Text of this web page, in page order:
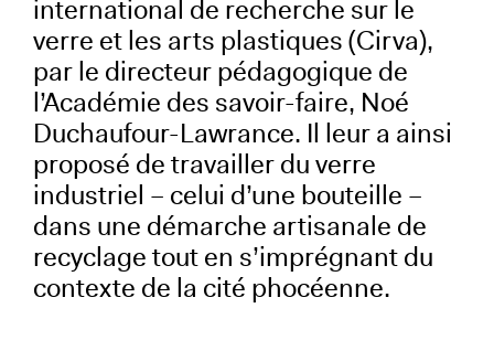
international de recherche sur le
verre et les arts plastiques (Cirva),
par le directeur pédagogique de
l’Académie des savoir-faire, Noé
Duchaufour-Lawrance. Il leur a ainsi
proposé de travailler du verre
industriel – celui d’une bouteille –
dans une démarche artisanale de
recyclage tout en s’imprégnant du
contexte de la cité phocéenne.